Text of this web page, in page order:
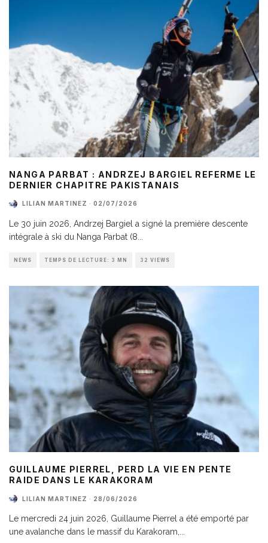
NANGA PARBAT : ANDRZEJ BARGIEL REFERME LE
DERNIER CHAPITRE PAKISTANAIS
LILIAN MARTINEZ · 02/07/2026
Le 30 juin 2026, Andrzej Bargiel a signé la première descente
intégrale à ski du Nanga Parbat (8
NEWS TEMPS DE LECTURE: 3 MN 32 VIEWS
GUILLAUME PIERREL, PERD LA VIE EN PENTE
RAIDE DANS LE KARAKORAM
LILIAN MARTINEZ · 28/06/2026
Le mercredi 24 juin 2026, Guillaume Pierrel a été emporté par
une avalanche dans le massif du Karakoram,...